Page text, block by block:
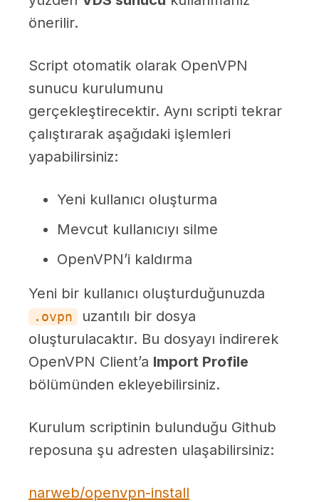
önerilir.
Script otomatik olarak OpenVPN
sunucu kurulumunu
gerçekleştirecektir. Aynı scripti tekrar
çalıştırarak aşağıdaki işlemleri
yapabilirsiniz:
Yeni kullanıcı oluşturma
Mevcut kullanıcıyı silme
OpenVPN’i kaldırma
Yeni bir kullanıcı oluşturduğunuzda
.ovpn
uzantılı bir dosya
oluşturulacaktır. Bu dosyayı indirerek
OpenVPN Client’a Import Profile
bölümünden ekleyebilirsiniz.
Kurulum scriptinin bulunduğu Github
reposuna şu adresten ulaşabilirsiniz:
narweb/openvpn-install